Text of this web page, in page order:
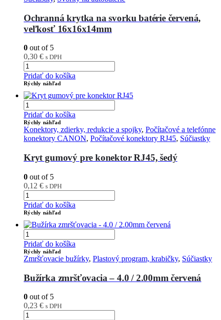
Ochranná krytka na svorku batérie červená,
veľkosť 16x16x14mm
0 out of 5
0,30 € s DPH
Pridať do košíka
Rýchly náhľad
Pridať do košíka
Rýchly náhľad
Konektory, zdierky, redukcie a spojky, Počítačové a telefónne
konektory CANON, Počítačové konektory RJ45, Súčiastky
Kryt gumový pre konektor RJ45, šedý
0 out of 5
0,12 € s DPH
Pridať do košíka
Rýchly náhľad
Pridať do košíka
Rýchly náhľad
Zmršťovacie bužírky, Plastový program, krabičky, Súčiastky
Bužírka zmršťovacia – 4.0 / 2.00mm červená
0 out of 5
0,23 € s DPH